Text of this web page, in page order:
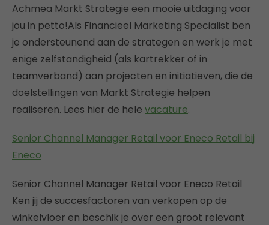
Achmea Markt Strategie een mooie uitdaging voor
jou in petto!Als Financieel Marketing Specialist ben
je ondersteunend aan de strategen en werk je met
enige zelfstandigheid (als kartrekker of in
teamverband) aan projecten en initiatieven, die de
doelstellingen van Markt Strategie helpen
realiseren. Lees hier de hele vacature.
Senior Channel Manager Retail voor Eneco Retail bij
Eneco
Senior Channel Manager Retail voor Eneco Retail
Ken jij de succesfactoren van verkopen op de
winkelvloer en beschik je over een groot relevant